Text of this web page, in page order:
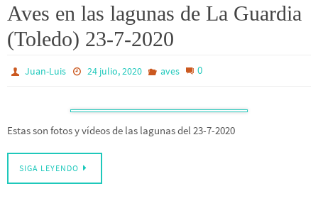
Aves en las lagunas de La Guardia
(Toledo) 23-7-2020
Juan-Luis 24 julio, 2020 aves 0
Estas son fotos y vídeos de las lagunas del 23-7-2020
SIGA LEYENDO